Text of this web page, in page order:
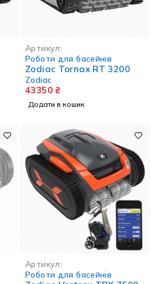
Артикул:
Роботи для басейнів
Zodiac Tornax RT 3200
Zodiac
43350₴
Додати в кошик
Артикул:
Роботи для басейнів